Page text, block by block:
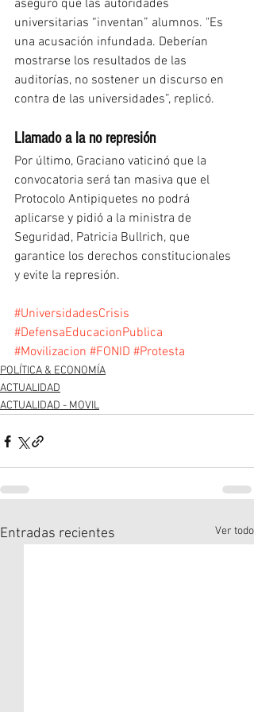
aseguró que las autoridades
universitarias “inventan” alumnos. "Es
una acusación infundada. Deberían
mostrarse los resultados de las
auditorías, no sostener un discurso en
contra de las universidades”, replicó.
Llamado a la no represión
Por último, Graciano vaticinó que la
convocatoria será tan masiva que el
Protocolo Antipiquetes no podrá
aplicarse y pidió a la ministra de
Seguridad, Patricia Bullrich, que
garantice los derechos constitucionales
y evite la represión.
#UniversidadesCrisis
#DefensaEducacionPublica
#Movilizacion #FONID #Protesta
POLÍTICA & ECONOMÍA
ACTUALIDAD
ACTUALIDAD - MOVIL
Entradas recientes Ver todo